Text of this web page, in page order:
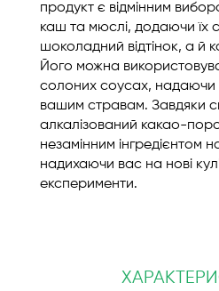
продукт є відмінним
каш та мюслі, додаючи їх
шоколадний відтінок, а й
Його можна
солоних соусах, надаючи
вашим стравам. Завдяки
алкалізований какао-
незамінним інгредієнтом
надихаючи вас на нові
експерименти.